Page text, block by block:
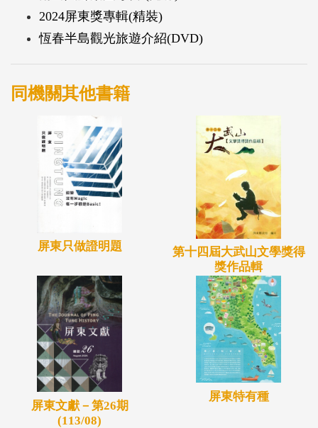
2024屏東獎專輯(精裝)
恆春半島觀光旅遊介紹(DVD)
同機關其他書籍
屏東只做證明題
第十四屆大武山文學獎得
獎作品輯
屏東文獻－第26期
(113/08)
屏東特有種